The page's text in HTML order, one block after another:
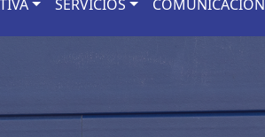
SERVICIOS COMUNICACIÓN